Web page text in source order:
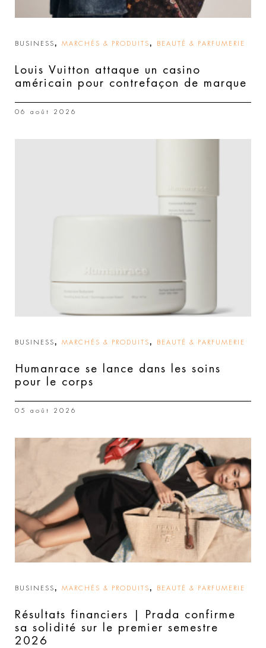
BUSINESS, MARCHÉS & PRODUITS, BEAUTÉ & PARFUMERIE
Louis Vuitton attaque un casino
américain pour contrefaçon de marque
06 août 2026
BUSINESS, MARCHÉS & PRODUITS, BEAUTÉ & PARFUMERIE
Humanrace se lance dans les soins
pour le corps
05 août 2026
BUSINESS, MARCHÉS & PRODUITS, BEAUTÉ & PARFUMERIE
Résultats financiers | Prada confirme
sa solidité sur le premier semestre
2026